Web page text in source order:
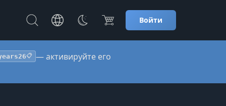
Войти
📋 — активируйте его